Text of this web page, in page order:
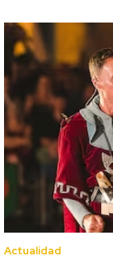
Actualidad